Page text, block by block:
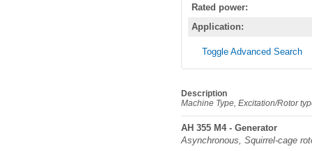
Rated power:
Application:
Toggle Advanced Search
Description
Machine Type, Excitation/Rotor
AH 355 M4 - Generator
Asynchronous, Squirrel-cage